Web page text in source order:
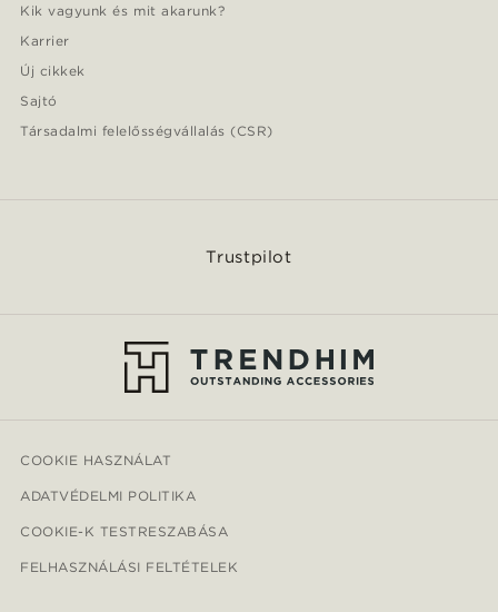
Kik vagyunk és mit akarunk?
Karrier
Új cikkek
Sajtó
Társadalmi felelősségvállalás (CSR)
Trustpilot
COOKIE HASZNÁLAT
ADATVÉDELMI POLITIKA
COOKIE-K TESTRESZABÁSA
FELHASZNÁLÁSI FELTÉTELEK